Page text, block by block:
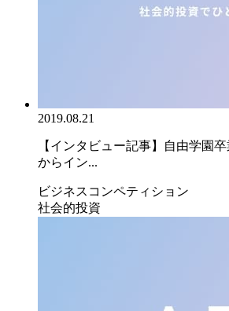
2019.08.21
【インタビュー記事】自由学園
からイン...
ビジネスコンペティション
社会的投資